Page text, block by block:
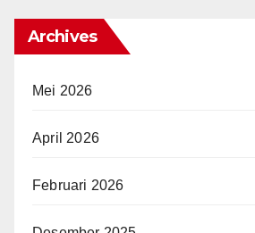
Archives
Mei 2026
April 2026
Februari 2026